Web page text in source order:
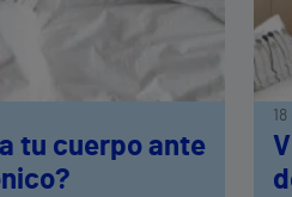
tu cuerpo ante